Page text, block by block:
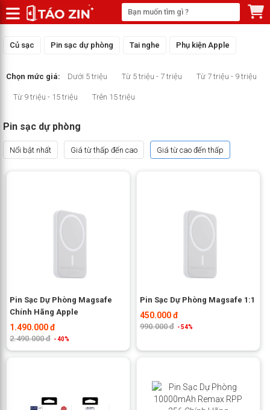
Củ sạc Pin sạc dự phòng Tai nghe Phụ kiện Apple
Chọn mức giá: Dưới 5 triệu Từ 5 triệu - 7 triệu Từ 7 triệu - 9 triệu
Từ 9 triệu - 15 triệu Trên 15 triệu
Pin sạc dự phòng
Nổi bật nhất Giá từ thấp đến cao Giá từ cao đến thấp
Pin Sạc Dự Phòng Magsafe
Chính Hãng Apple
1.490.000 đ
2.490.000 đ - 40%
Pin Sạc Dự Phòng Magsafe 1:1
450.000 đ
990.000 đ - 54%